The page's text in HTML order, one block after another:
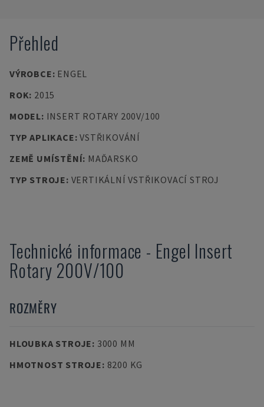
Přehled
VÝROBCE: ENGEL
ROK: 2015
MODEL: INSERT ROTARY 200V/100
TYP APLIKACE:VSTŘIKOVÁNÍ
ZEMĚ UMÍSTĚNÍ: MAĎARSKO
TYP STROJE: VERTIKÁLNÍ VSTŘIKOVACÍ STROJ
Technické informace - Engel Insert
Rotary 200V/100
ROZMĚRY
HLOUBKA STROJE: 3000 MM
HMOTNOST STROJE: 8200 KG